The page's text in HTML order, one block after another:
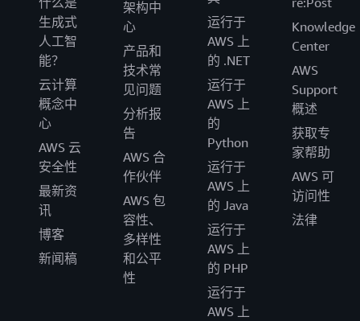
生成式
人工智
能？
云计算
概念中
心
AWS 云
安全性
最新资
讯
博客
新闻稿
架构中
心
产品和
技术常
见问题
分析报
告
AWS 合
作伙伴
AWS 包
容性、
多样性
和公平
性
运行于
AWS 上
的 .NET
运行于
AWS 上
的
Python
运行于
AWS 上
的 Java
运行于
AWS 上
的 PHP
运行于
AWS 上
Knowledge
Center
AWS
Support
概述
获取专
家帮助
AWS 可
访问性
法律